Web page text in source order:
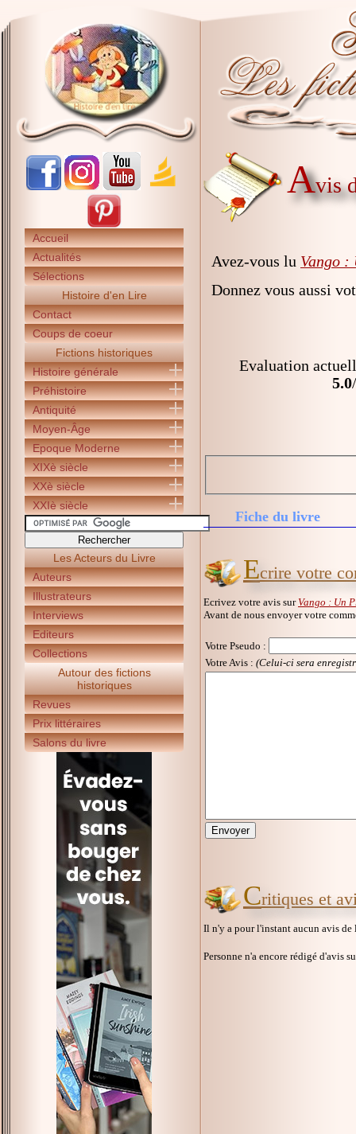
Accueil
Actualités
Sélections
Histoire d'en Lire
Contact
Coups de coeur
Fictions historiques
Histoire générale
Préhistoire
Antiquité
Moyen-Âge
Epoque Moderne
XIXè siècle
XXè siècle
XXIè siècle
Les Acteurs du Livre
Auteurs
Illustrateurs
Interviews
Editeurs
Collections
Autour des fictions
historiques
Revues
Prix littéraires
Salons du livre
Avis
Avez-vous lu Vango :
Donnez vous aussi
Evaluation
5.0
Fiche du livre
Ecrire votre
Ecrivez votre avis surVango : Un
Avant de nous envoyer votre
Votre Pseudo :
Votre Avis : (Celui-ci sera
Critiques et
Il n'y a pour l'instant aucun avis
Personne n'a encore rédigé d'avis